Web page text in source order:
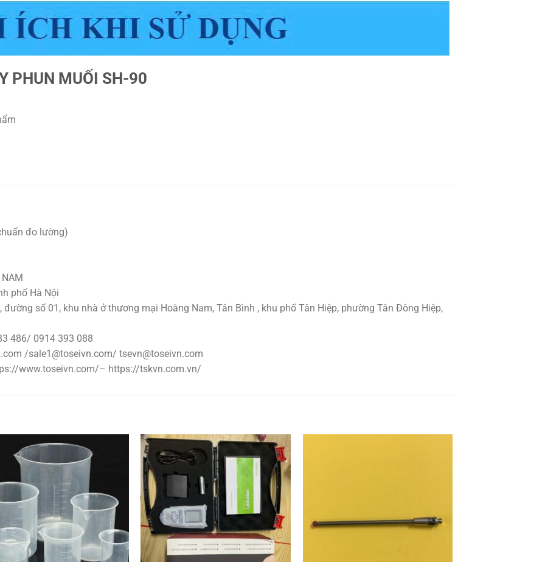
PHUN MUỐI SH-90
đo lường)
phố Hà Nội
số 01, khu nhà ở thương mại Hoàng Nam, Tân Bình , khu phố Tân Hiệp, phường Tân Đông Hiệp,
486/ 0914 393 088
/sale1@toseivn.com/ tsevn@toseivn.com
www.toseivn.com/– https://tskvn.com.vn/